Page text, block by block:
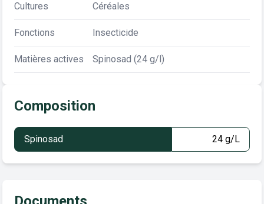
Cultures Céréales
Fonctions Insecticide
Matières actives Spinosad (24 g/l)
Composition
Spinosad 24 g/L